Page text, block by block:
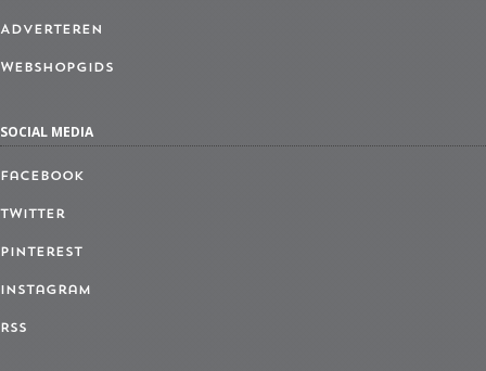
Adverteren
Webshopgids
SOCIAL MEDIA
Facebook
Twitter
Pinterest
Instagram
RSS